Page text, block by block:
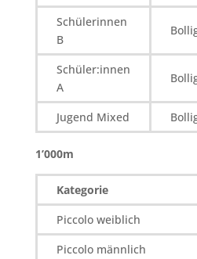
Schülerinnen
B
Schüler:innen
A
Jugend Mixed
1’000m
Kategorie
Piccolo weiblich
Piccolo männlich